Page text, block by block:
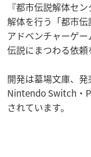
『都市伝説解体セ
解体を行う「都市
アドベンチャーゲ
伝説にまつわる依頼
開発は墓場文庫、
Nintendo Switch・
されています。